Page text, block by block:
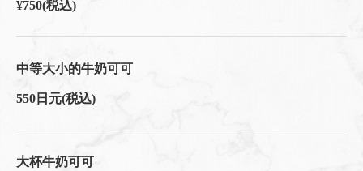
¥750(税込)
中等大小的牛奶可可
550日元(税込)
大杯牛奶可可